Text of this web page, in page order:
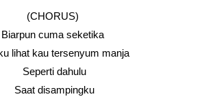
(CHORUS)
Biarpun cuma seketika
lihat kau tersenyum manja
Seperti dahulu
Saat disampingku